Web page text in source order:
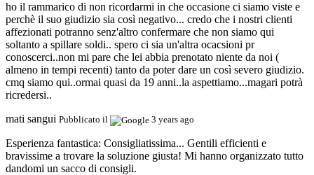
ho il rammarico di non ricordarmi in che occasione ci siamo viste e
perchè il suo giudizio sia così negativo... credo che i nostri clienti
affezionati potranno senz'altro confermare che non siamo qui
soltanto a spillare soldi.. spero ci sia un'altra ocacsioni pr
conoscerci..non mi pare che lei abbia prenotato niente da noi (
almeno in tempi recenti) tanto da poter dare un così severo giudizio.
cmq siamo qui..ormai quasi da 19 anni..la aspettiamo...magari potrà
ricredersi..
mati sangui Pubblicato il 3 years ago
Esperienza fantastica: Consigliatissima... Gentili efficienti e
bravissime a trovare la soluzione giusta! Mi hanno organizzato tutto
dandomi un sacco di consigli.